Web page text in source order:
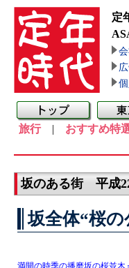
定
旅行| おすすめ特
坂のある街 平成
坂全体“桜の
満開の時季の播磨坂の桜並木